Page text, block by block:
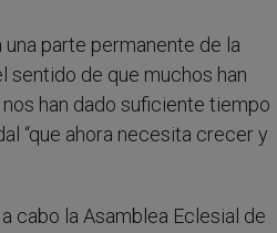
parte permanente de la
sentido de que muchos han
han dado suficiente tiempo
“que ahora necesita crecer y
cabo la Asamblea Eclesial de